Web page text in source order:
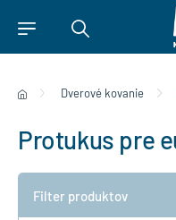
Dverové kovanie
Protukus pre
Filter produktov